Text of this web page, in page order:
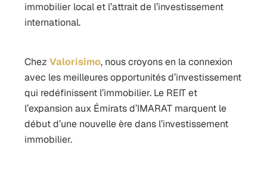
immobilier local et l’attrait de l’investissement
international.
ChezValorisimo, nous croyons en la connexion
avec les meilleures opportunités d’investissement
qui redéfinissent l’immobilier. Le REIT et
l’expansion aux Émirats d’IMARAT marquent le
début d’une nouvelle ère dans l’investissement
immobilier.